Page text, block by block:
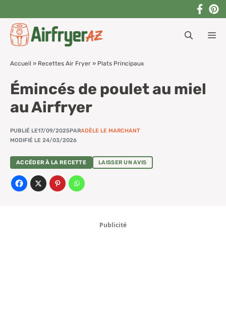
contenu
Accueil » Recettes Air Fryer » Plats Principaux
Émincés de poulet au miel
au Airfryer
PUBLIÉ LE17/09/2025PARADÈLE LE MARCHANT
MODIFIÉ LE 24/03/2026
ACCÉDER À LA RECETTE LAISSER UN AVIS
Publicité